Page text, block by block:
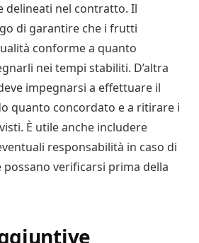
delineati nel contratto. Il
di garantire che i frutti
conforme a quanto
nei tempi stabiliti. D’altra
impegnarsi a effettuare il
quanto concordato e a ritirare i
È utile anche includere
responsabilità in caso di
verificarsi prima della